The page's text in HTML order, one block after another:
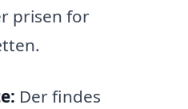
prisen for
Der findes